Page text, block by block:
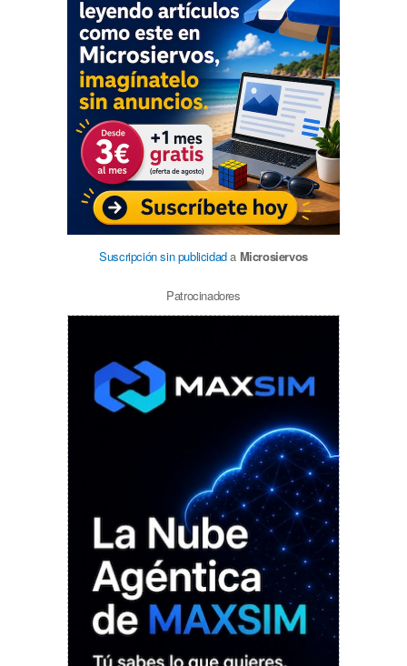
Suscripción sin publicidada Microsiervos
Patrocinadores